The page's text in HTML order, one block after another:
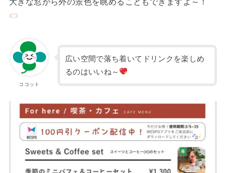
ココット
広い空間で落ち着いてドリンクを楽しめ
るのはいいね～